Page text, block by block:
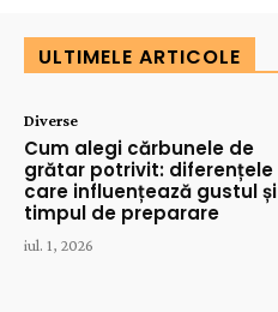
ULTIMELE ARTICOLE
Diverse
Cum alegi cărbunele de
grătar potrivit: diferențele
care influențează gustul și
timpul de preparare
iul. 1, 2026